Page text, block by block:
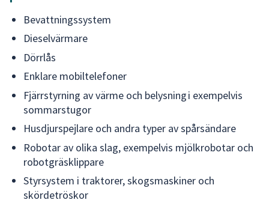
Bevattningssystem
Dieselvärmare
Dörrlås
Enklare mobiltelefoner
Fjärrstyrning av värme och belysning i exempelvis
sommarstugor
Husdjurspejlare och andra typer av spårsändare
Robotar av olika slag, exempelvis mjölkrobotar och
robotgräsklippare
Styrsystem i traktorer, skogsmaskiner och
skördetröskor